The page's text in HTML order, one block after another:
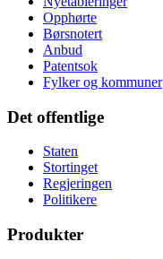
Opphørte
Børsnotert
Anbud
Patentsok
Fylker og kommuner
Det offentlige
Staten
Stortinget
Regjeringen
Politikere
Produkter